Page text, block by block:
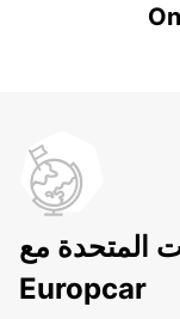
المتحدة مع
Europcar